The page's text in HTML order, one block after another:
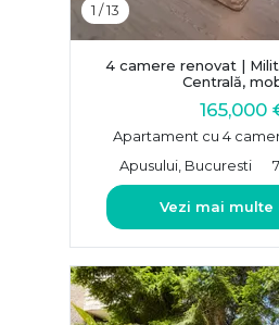
1 /13
4 camere renovat |
Centrală,
165,000
Apartament cu 4
Apusului, Bucuresti
Vezi mai multe